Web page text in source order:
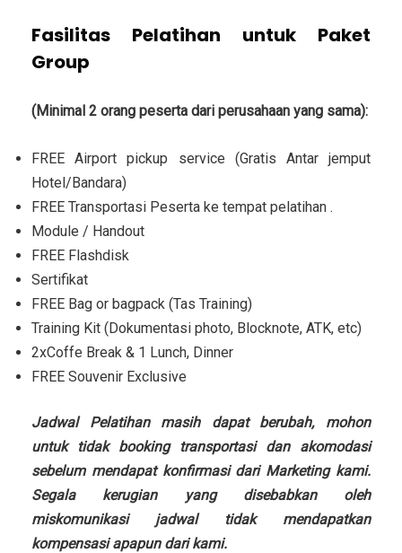
Fasilitas Pelatihan untuk Paket
Group
(Minimal 2 orang peserta dari perusahaan yang sama):
FREE Airport pickup service (Gratis Antar jemput
Hotel/Bandara)
FREE Transportasi Peserta ke tempat pelatihan .
Module / Handout
FREE Flashdisk
Sertifikat
FREE Bag or bagpack (Tas Training)
Training Kit (Dokumentasi photo, Blocknote, ATK, etc)
2xCoffe Break & 1 Lunch, Dinner
FREE Souvenir Exclusive
Jadwal Pelatihan masih dapat berubah, mohon
untuk tidak booking transportasi dan akomodasi
sebelum mendapat konfirmasi dari Marketing kami.
Segala kerugian yang disebabkan oleh
miskomunikasi jadwal tidak mendapatkan
kompensasi apapun dari kami.